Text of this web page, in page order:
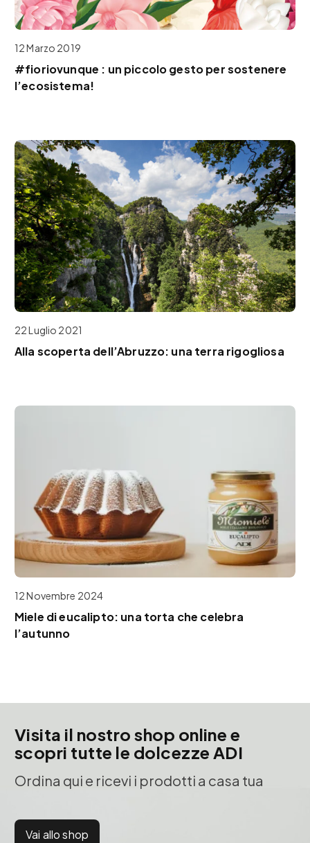
12 Marzo 2019
#fioriovunque : un piccolo gesto per sostenere
l’ecosistema!
22 Luglio 2021
Alla scoperta dell’Abruzzo: una terra rigogliosa
12 Novembre 2024
Miele di eucalipto: una torta che celebra
l’autunno
Visita il nostro shop online e
scopri tutte le dolcezze ADI
Ordina qui e ricevi i prodotti a casa tua
Vai allo shop